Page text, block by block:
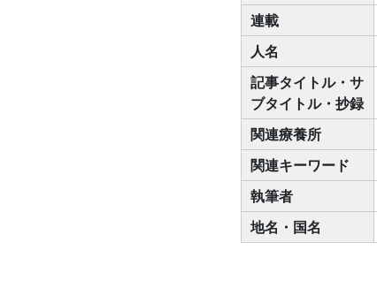
連載
人名
記事タイトル・サ
ブタイトル・抄録
関連療養所
関連キーワード
執筆者
地名・国名